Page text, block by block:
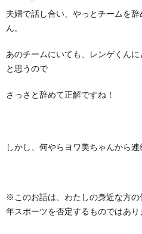
夫婦で話し合い、やっとチームを
ん。
あのチームにいても、レンゲくん
と思うので
さっさと辞めて正解ですね！
しかし、何やらヨワ美ちゃんから連
※このお話は、わたしの身近な方
年スポーツを否定するものではあり